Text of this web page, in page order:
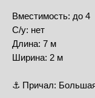
Вместимость: до 4
С/у: нет
Длина: 7 м
Ширина: 2 м
⚓️ Причал: